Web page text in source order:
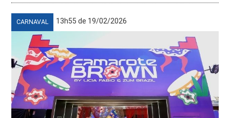
CARNAVAL 13h55 de 19/02/2026